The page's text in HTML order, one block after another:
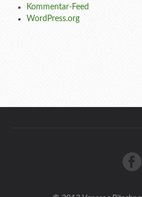
Kommentar-Feed
WordPress.org